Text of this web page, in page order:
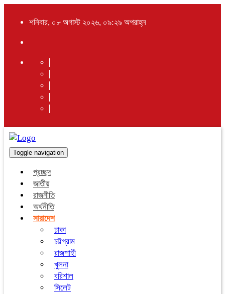
শনিবার, ০৮ অগাস্ট ২০২৬, ০৯:২৯ অপরাহ্ন
Toggle navigation
প্রচ্ছদ
জাতীয়
রাজনীতি
অর্থনীতি
সারাদেশ
ঢাকা
চট্টগ্রাম
রাজশাহী
খুলনা
বরিশাল
সিলেট